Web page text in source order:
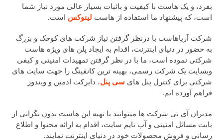
بفرد، و یک هاست با کیفیت و باثبات بسیار عالی مورد نیاز شما
است، که پیشنهاد ما استفاده از هاست لینوکس است.
شرکت آریاهاست با درنظر گرفتن نیاز شرکت های کوچک و بزرگ
به حضور در دنیای اینترنت، اقدام به ایجاد پلن های ویژه هاست
شرکتی نموده است، ما با در نظر گرفتن تمهیدات امنیتی و کیفی
وبسایت یک شرکت رسمی، بهینه ترین کانفینگ را جهت سایت های
شرکتی برای کنترل پنل های سی پنل، دایرکت ادمین و ویندوز
فراهم آورده ایم.
مدیران آی تی شرکت ها میتوانند با تهیه این هاست بدون نگرانی از
بابت مسائل امنیتی و آپ تایم سایت، اقدام به ارائه محتوا و اطلاع
رسانی و فروش محصولات خود در دنیای اینترنت نمایند.